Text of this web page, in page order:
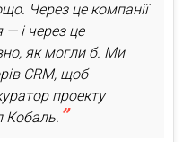
Через це компанії
і через це
як могли б. Ми
CRM, щоб
проекту
Кобаль.